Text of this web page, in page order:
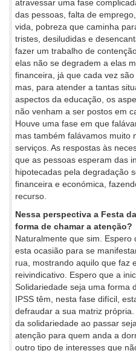
atravessar uma fase
das pessoas, falta de
vida, pobreza que caminha
tristes, desiludidas e
fazer um trabalho de
elas não se degradem a elas
financeira, já que cada vez
mas, para atender a tantas
aspectos da educação, os
não venham a ser postos em
Houve uma fase em que
mas também falávamos muito
serviços. As respostas às
que as pessoas esperam das
hipotecadas pela degradação
financeira e económica,
recurso.
Nessa perspectiva a Festa
forma de chamar a atenção?
Naturalmente que sim. Espero
esta ocasião para se
rua, mostrando aquilo que faz
reivindicativo. Espero que a
Solidariedade seja uma forma
IPSS têm, nesta fase difícil,
defraudar a sua matriz
da solidariedade ao passar
atenção para quem anda a
outro tipo de interesses que